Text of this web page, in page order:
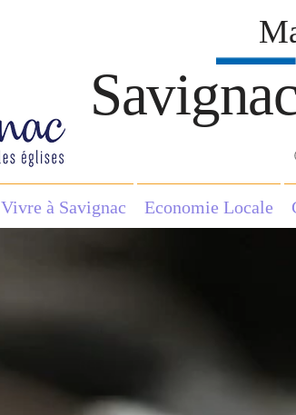
Vivre à Savignac Economie Locale